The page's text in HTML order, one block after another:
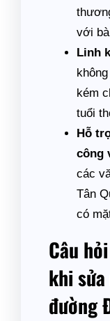
với
Linh
kém
tuổi
Hỗ
công
các
Tân
có
Câu
khi
đường